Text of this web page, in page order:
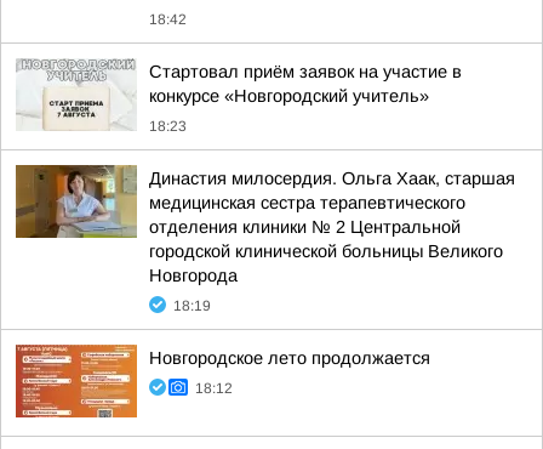
18:42
Стартовал приём заявок на участие в
конкурсе «Новгородский учитель»
18:23
Династия милосердия. Ольга Хаак, старшая
медицинская сестра терапевтического
отделения клиники № 2 Центральной
городской клинической больницы Великого
Новгорода
18:19
Новгородское лето продолжается
18:12